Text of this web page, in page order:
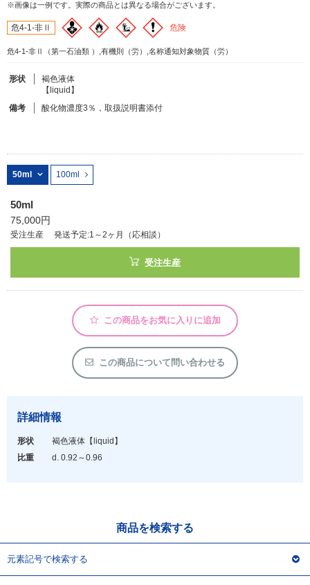
キーワードで検索する
フリーワードで検索
カタログコードで検索
商品分類
化合物
化学教材・オリジナルグッズ
※画像は一例です。実際の商品とは異なる場合がございます。
危4-1-非Ⅱ 危険
危4-1-非Ⅱ（第一石油類 ）,有機則（労）,名称通知対象物質（労）
形状
褐色液体
【liquid】
備考
酸化物濃度3％，取扱説明書添付
50ml 100ml
50ml
75,000円
受注生産 発送予定:1～2ヶ月（応相談）
受注生産
この商品をお気に入りに追加
この商品について問い合わせる
詳細情報
形状 褐色液体 【liquid】
比重
d. 0.92～0.96
商品を検索する
元素記号で検索する